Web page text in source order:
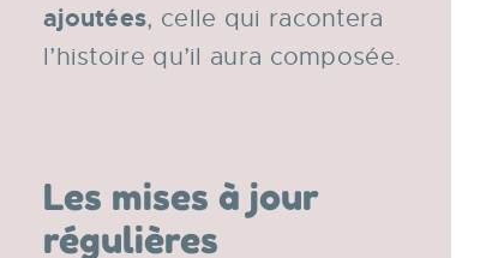
ajoutées, celle qui racontera
l’histoire qu’il aura composée.
Les mises à jour
régulières